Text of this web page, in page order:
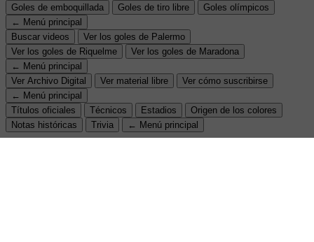
Goles de emboquillada Goles de tiro libre
Goles olímpicos
← Menú principal
Buscar videos
Ver los goles de Palermo
Ver los goles de Riquelme
Ver los goles de Maradona
← Menú principal
Ver Archivo Digital
Ver material libre
Ver cómo suscribirse
← Menú principal
Títulos oficiales
Técnicos Estadios
Origen de los colores
Notas históricas
Trivia ← Menú principal